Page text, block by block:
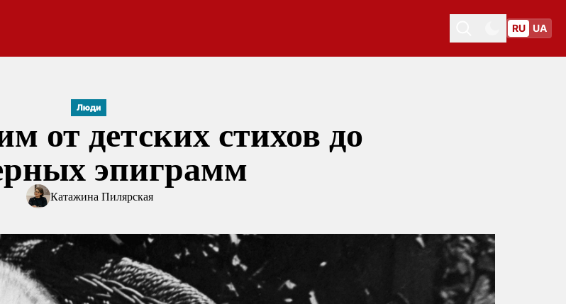
Toggle themeToggle theme
RU UA
Люди
от детских стихов до
эпиграмм
Катажина Пилярская